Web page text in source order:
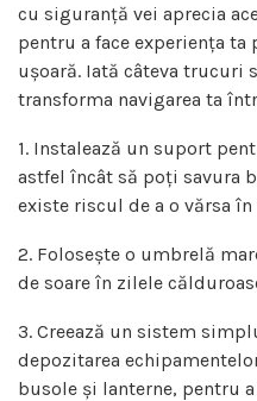
cu siguranță vei aprecia
pentru a face experiența
ușoară. Iată câteva trucuri
transforma navigarea ta
1. Instalează un suport
astfel încât să poți savura
existe riscul de a o vărsa
2. Folosește o umbrelă
de soare în zilele
3. Creează un sistem
depozitarea
busole și lanterne, pentru